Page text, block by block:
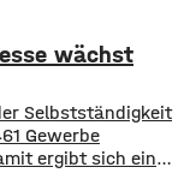
Auch in den
langsam
wächst
Selbstständigkeit
Gewerbe
ergibt sich ein